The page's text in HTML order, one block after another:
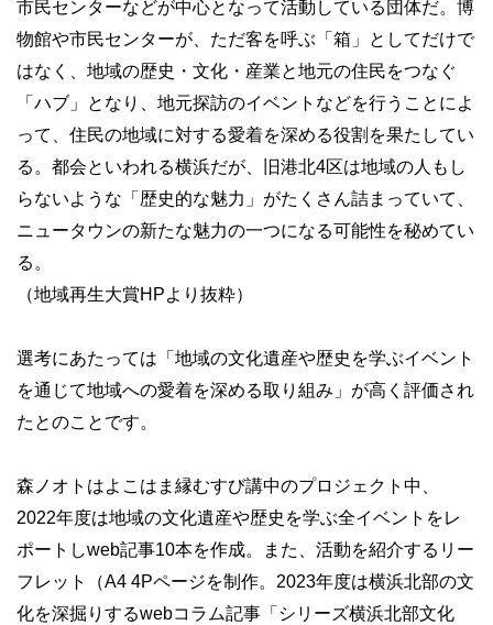
市民センターなどが中心となって活動している団体だ。博
物館や市民センターが、ただ客を呼ぶ「箱」としてだけで
はなく、地域の歴史・文化・産業と地元の住民をつなぐ
「ハブ」となり、地元探訪のイベントなどを行うことによ
って、住民の地域に対する愛着を深める役割を果たしてい
る。都会といわれる横浜だが、旧港北4区は地域の人もし
らないような「歴史的な魅力」がたくさん詰まっていて、
ニュータウンの新たな魅力の一つになる可能性を秘めてい
る。
（地域再生大賞HPより抜粋）
選考にあたっては「地域の文化遺産や歴史を学ぶイベント
を通じて地域への愛着を深める取り組み」が高く評価され
たとのことです。
森ノオトはよこはま縁むすび講中のプロジェクト中、
2022年度は地域の文化遺産や歴史を学ぶ全イベントをレ
ポートしweb記事10本を作成。また、活動を紹介するリー
フレット（A4 4Pページを制作。2023年度は横浜北部の文
化を深掘りするwebコラム記事「シリーズ横浜北部文化